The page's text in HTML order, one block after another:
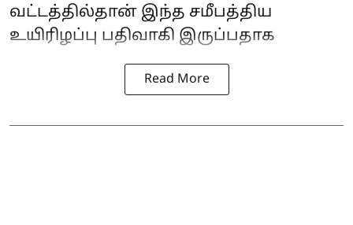
வட்டத்தில்தான் இந்த சமீபத்திய
உயிரிழப்பு பதிவாகி இருப்பதாக
Read More